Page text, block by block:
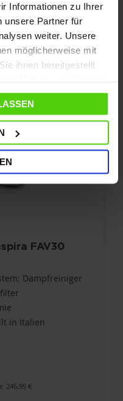
Informationen zu Ihrer
unsere Partner für
weiter. Unsere
möglicherweise mit
ihnen bereitgestellt
FAV30
Dampfreiniger
in Italien
246,95 €